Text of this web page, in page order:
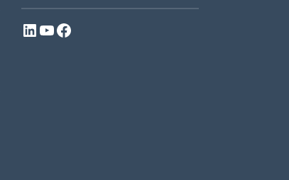
LinkedIn
YouTube
Facebook